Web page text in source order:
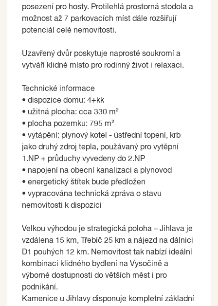
posezení pro hosty. Protilehlá prostorná stodola a
možnost až 7 parkovacích míst dále rozšiřují
potenciál celé nemovitosti.
Uzavřený dvůr poskytuje naprosté soukromí a
vytváří klidné místo pro rodinný život i relaxaci.
Technické informace
• dispozice domu: 4+kk
• užitná plocha: cca 330 m²
• plocha pozemku: 795 m²
• vytápění: plynový kotel - ústřední topení, krb
jako druhý zdroj tepla, použávaný pro vytěpní
1.NP + průduchy vyvedeny do 2.NP
• napojení na obecní kanalizaci a plynovod
• energetický štítek bude předložen
• vypracována technická zpráva o stavu
nemovitosti k dispozici
Velkou výhodou je strategická poloha – Jihlava je
vzdálena 15 km, Třebíč 25 km a nájezd na dálnici
D1 pouhých 12 km. Nemovitost tak nabízí ideální
kombinaci klidného bydlení na Vysočině a
výborné dostupnosti do větších měst i pro
podnikání.
Kamenice u Jihlavy disponuje kompletní základní